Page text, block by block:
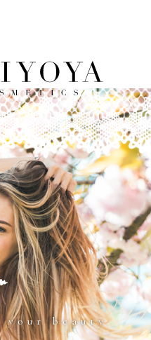
beauty